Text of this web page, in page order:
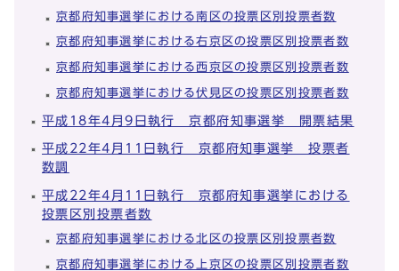
京都府知事選挙における南区の投票区別投票者数
京都府知事選挙における右京区の投票区別投票者数
京都府知事選挙における西京区の投票区別投票者数
京都府知事選挙における伏見区の投票区別投票者数
平成18年4月9日執行 京都府知事選挙 開票結果
平成22年4月11日執行 京都府知事選挙 投票者
数調
平成22年4月11日執行 京都府知事選挙における
投票区別投票者数
京都府知事選挙における北区の投票区別投票者数
京都府知事選挙における上京区の投票区別投票者数